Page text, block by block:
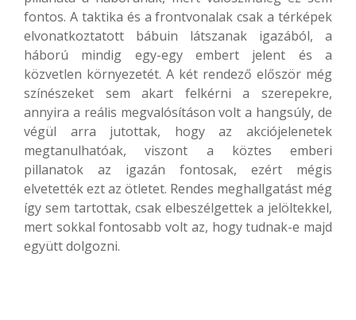
fontos. A taktika és a frontvonalak csak a térképek
elvonatkoztatott bábuin látszanak igazából, a
háború mindig egy-egy embert jelent és a
közvetlen környezetét. A két rendező először még
színészeket sem akart felkérni a szerepekre,
annyira a reális megvalósításon volt a hangsúly, de
végül arra jutottak, hogy az akciójelenetek
megtanulhatóak, viszont a köztes emberi
pillanatok az igazán fontosak, ezért mégis
elvetették ezt az ötletet. Rendes meghallgatást még
így sem tartottak, csak elbeszélgettek a jelöltekkel,
mert sokkal fontosabb volt az, hogy tudnak-e majd
együtt dolgozni.